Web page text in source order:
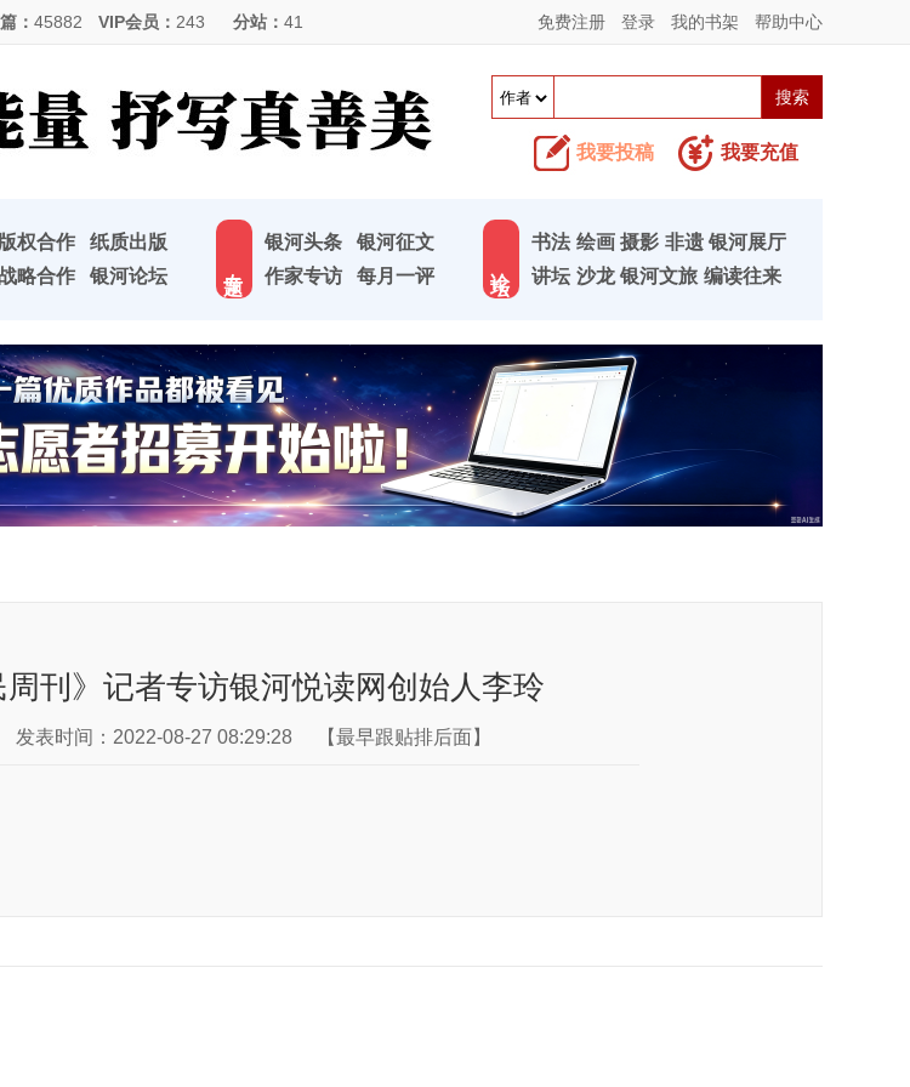
： 45882 VIP会员： 243 分站： 41 免费注册 登录 我的书架 帮助中心
我要投稿 我要充值
版权合作
纸质出版
略合作
银河论坛
银河头条
银河征文
作家专访
每月一评
书法 绘画 摄影 非遗 银河展厅
讲坛 沙龙 银河文旅 编读往来
周刊》记者专访银河悦读网创始人李玲
发表时间：2022-08-27 08:29:28 【最早跟贴排后面】